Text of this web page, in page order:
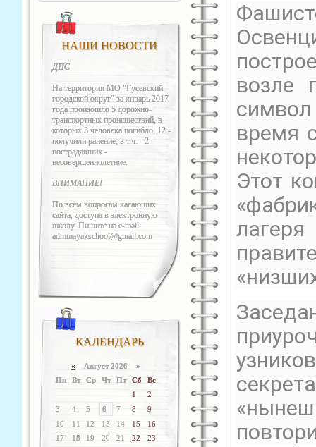
НАШИ НОВОСТИ
ДПС
На территории МО "Гусевский
городской округ" за январь 2017
года произошло 5 дорожно-
транспортных происшествий, в
которых 3 человека погибло, 12 -
получили ранение, в т.ч. - 2
пострадавших -
несовершеннолетние.
ВНИМАНИЕ!
По всем вопросам касающих
сайта, доступа в электронную
школу. Пишите на e-mail:
admmayakschool@gmail.com
КАЛЕНДАРЬ
« Август 2026 »
Пн
Вт Ср Чт Пт Сб
Вс
1
2
3
4 5 6 7 8
9
10
11 12 13 14 15
16
17
18 19 20 21 22
23
возле
символ
время
Этот